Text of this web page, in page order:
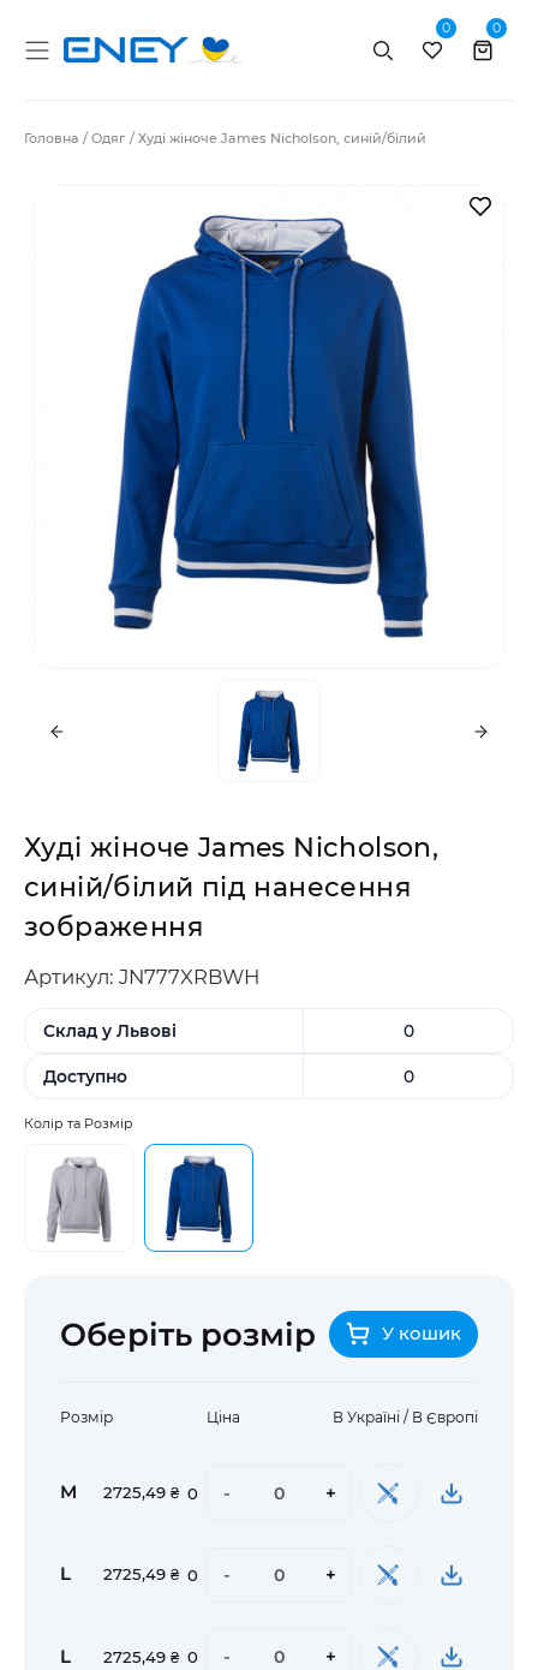
Пошук
0 0
Головна Одяг Худі жіноче James Nicholson, синій/білий
В
Худі жіноче James Nicholson,
синій/білий під нанесення
зображення
Артикул: JN777XRBWH
Склад у Львові 0
Доступно 0
Колір та Розмір
Оберіть розмір У кошик
Розмір Ціна В Україні / В Європі
M 2725,49 ₴ 0 - +
L 2725,49 ₴ 0 - +
L 2725,49 ₴ 0 - +